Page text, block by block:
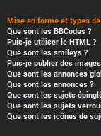
Mise en forme et types
Que sont les BBCodes ?
Puis-je utiliser le HTML ?
Que sont les smileys ?
Puis-je publier des
Que sont les annonces
Que sont les annonces ?
Que sont les sujets
Que sont les sujets
Que sont les icônes de